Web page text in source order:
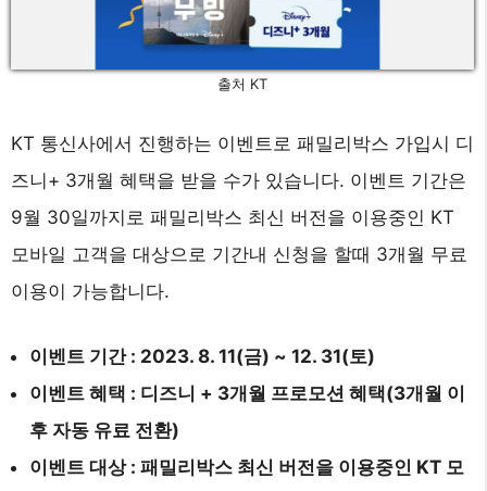
출처 KT
KT 통신사에서 진행하는 이벤트로 패밀리박스 가입시 디
즈니+ 3개월 혜택을 받을 수가 있습니다. 이벤트 기간은
9월 30일까지로 패밀리박스 최신 버전을 이용중인 KT
모바일 고객을 대상으로 기간내 신청을 할때 3개월 무료
이용이 가능합니다.
이벤트 기간 : 2023. 8. 11(금) ~ 12. 31(토)
이벤트 혜택 : 디즈니 + 3개월 프로모션 혜택(3개월 이
후 자동 유료 전환)
이벤트 대상 : 패밀리박스 최신 버전을 이용중인 KT 모